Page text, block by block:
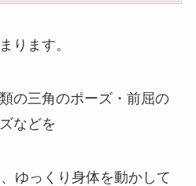
ります。
の三角のポーズ・前屈の
などを
ゆっくり身体を動かして